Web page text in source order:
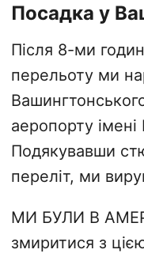
Посадка у
Після 8-ми
перельоту ми
аеропорту
Подякувавши
переліт, ми
МИ БУЛИ В
змиритися з